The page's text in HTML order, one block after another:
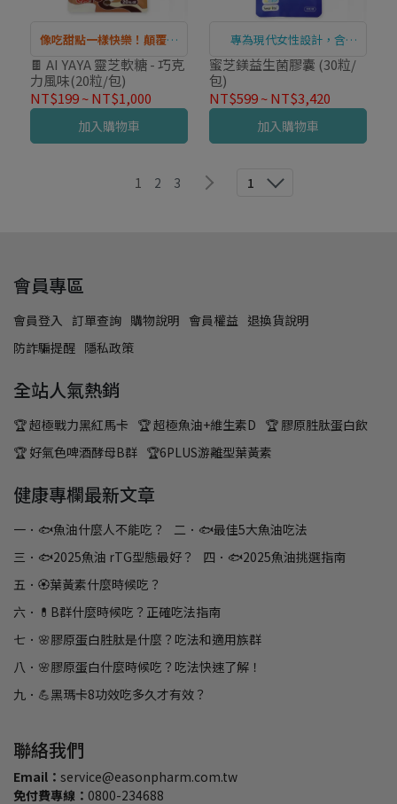
像吃甜點一樣快樂！顛覆靈
芝的想像
🍫 AI YAYA 靈芝軟糖 - 巧克
力風味(20粒/包)
NT$199~NT$1,000
加入購物車
專為現代女性設計，含
GABA的夜間保養聖品
蜜芝鎂益生菌膠囊 (30粒/
包)
NT$599~NT$3,420
加入購物車
1 2 3 1
會員專區
會員登入 訂單查詢 購物說明 會員權益 退換貨說明
防詐騙提醒 隱私政策
全站人氣熱銷
🏆 超極戰力黑紅馬卡 🏆 超極魚油+維生素D 🏆 膠原胜肽蛋白飲
🏆 好氣色啤酒酵母B群 🏆6PLUS游離型葉黃素
健康專欄最新文章
一．🐟魚油什麼人不能吃？
二．🐟最佳5大魚油吃法
三．🐟2025魚油 rTG型態最好？
四．🐟2025魚油挑選指南
五．🏵️葉黃素什麼時候吃？
六．💊B群什麼時候吃？正確吃法指南
七．🌸膠原蛋白胜肽是什麼？吃法和適用族群
八．🌸膠原蛋白什麼時候吃？吃法快速了解！
九．💪黑瑪卡8功效吃多久才有效？
聯絡我們
Email： service@easonpharm.com.tw
免付費專線： 0800-234688